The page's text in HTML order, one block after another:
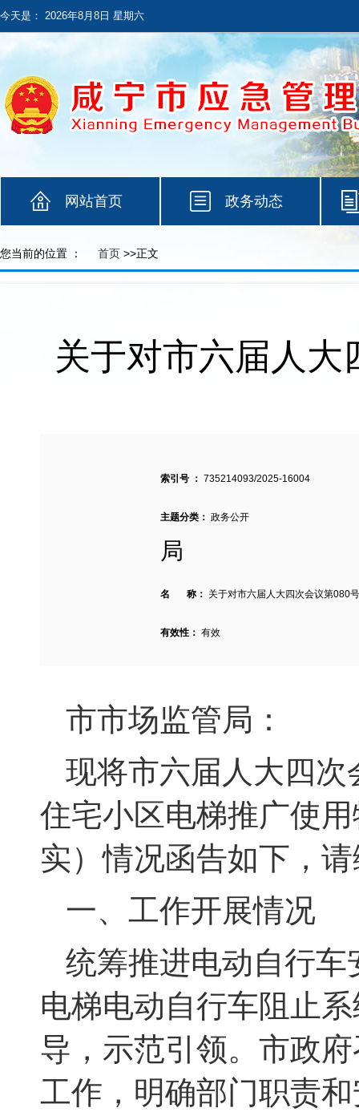
今天是： 2026年8月8日 星期六
网站首页 政务动态
您当前的位置 ： 首页 >>正文
关于对市六届人大
索引号 ： 735214093/2025-16004
主题分类： 政务公开
局
名 称： 关于对市六届人大四次会议第080
有效性： 有效
市市场监管局 ：
现将市六届人大四次
住宅小区电梯推广使
实）情况函告如下，
一、工作开展情况
统筹推进电动自行车
电梯电动自行车阻止
导，示范引领。 市政
工作，明确部门职责